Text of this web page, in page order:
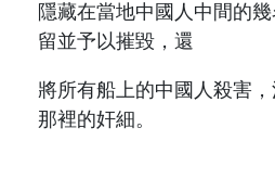
隱藏在當地中國人中間的
留並予以摧毀，還
將所有船上的中國人殺害
那裡的奸細。